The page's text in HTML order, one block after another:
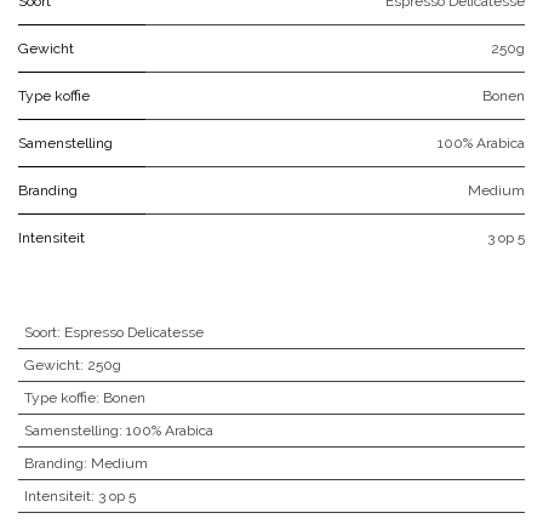
Gewicht 250g
Type koffie Bonen
Samenstelling 100% Arabica
Branding Medium
Intensiteit 3 op 5
Soort: Espresso Delicatesse
Gewicht: 250g
Type koffie: Bonen
Samenstelling: 100% Arabica
Branding: Medium
Intensiteit: 3 op 5